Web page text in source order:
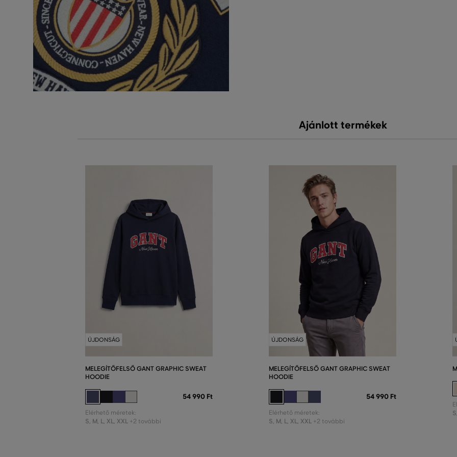
Ajánlott termékek
ÚJDONSÁG
MELEGÍTŐFELSŐ GANT GRAPHIC SWEAT
HOODIE
54 990 Ft
Elérhető méretek:
S M L XL XXL +2 további
ÚJDONSÁG
MELEGÍTŐFELSŐ GANT GRAPHIC SWEAT
HOODIE
54 990 Ft
Elérhető méretek:
S M L XL XXL +2 további
S